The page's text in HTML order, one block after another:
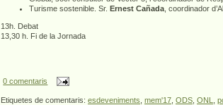
Turisme sostenible. Sr. Ernest Cañada , coordinador
13h. Debat
13,30 h. Fi de la Jornada
0 comentaris
Etiquetes de comentaris: esdeveniments mem'17 ODS ONL